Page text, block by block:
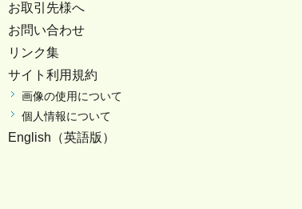
お取引先様へ
お問い合わせ
リンク集
サイト利用規約
画像の使用について
個人情報について
English（英語版）